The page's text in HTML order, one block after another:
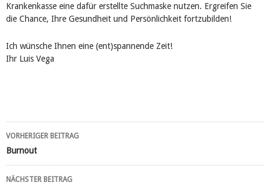
Krankenkasse eine dafür erstellte Suchmaske nutzen. Ergreifen Sie
die Chance, Ihre Gesundheit und Persönlichkeit fortzubilden!
Ich wünsche Ihnen eine (ent)spannende Zeit!
Ihr Luis Vega
Beitragsnavigation
VORHERIGER BEITRAG
Burnout
NÄCHSTER BEITRAG